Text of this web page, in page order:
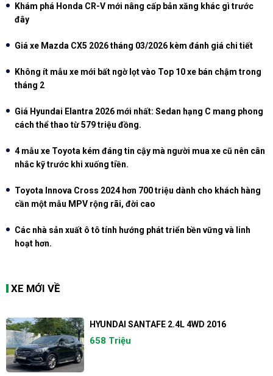
Khám phá Honda CR-V mới nâng cấp bản xăng khác gì trước
đây
Giá xe Mazda CX5 2026 tháng 03/2026 kèm đánh giá chi tiết
Không ít mẫu xe mới bất ngờ lọt vào Top 10 xe bán chậm trong
tháng 2
Giá Hyundai Elantra 2026 mới nhất: Sedan hạng C mang phong
cách thể thao từ 579 triệu đồng.
4 mẫu xe Toyota kém đáng tin cậy mà người mua xe cũ nên cân
nhắc kỹ trước khi xuống tiền.
Toyota Innova Cross 2024 hơn 700 triệu dành cho khách hàng
cần một mẫu MPV rộng rãi, đời cao
Các nhà sản xuất ô tô tính hướng phát triển bền vững và linh
hoạt hơn.
XE MỚI VỀ
HYUNDAI SANTAFE 2.4L 4WD 2016
658 Triệu